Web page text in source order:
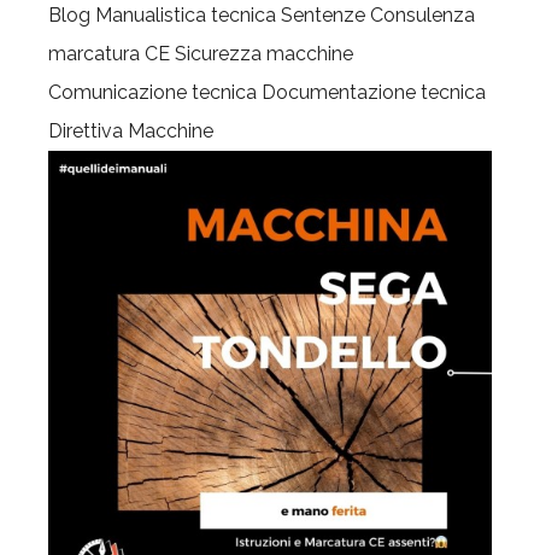
Blog Manualistica tecnica Sentenze Consulenza
marcatura CE Sicurezza macchine
Comunicazione tecnica Documentazione tecnica
Direttiva Macchine